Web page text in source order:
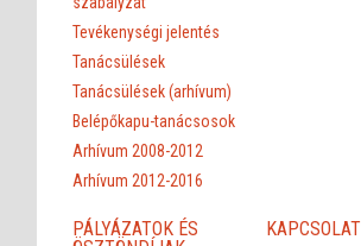
Tevékenységi jelentés
Tanácsülések
Tanácsülések (arhívum)
Belépőkapu-tanácsosok
Arhívum 2008-2012
Arhívum 2012-2016
PÁLYÁZATOK ÉS
KAPCSOLAT